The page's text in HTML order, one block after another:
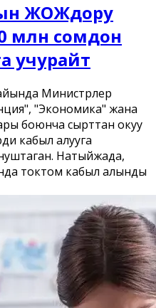
ЖОЖдору
млн сомдон
учурайт
Министрлер
"Экономика" жана
боюнча сырттан окуу
кабыл алууга
Натыйжада,
токтом кабыл алынды